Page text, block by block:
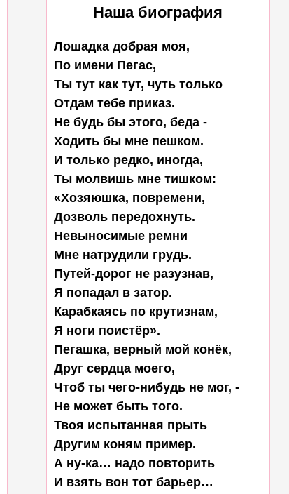
Наша биография
Лошадка добрая моя,
По имени Пегас,
Ты тут как тут, чуть только
Отдам тебе приказ.
Не будь бы этого, беда -
Ходить бы мне пешком.
И только редко, иногда,
Ты молвишь мне тишком:
«Хозяюшка, повремени,
Дозволь передохнуть.
Невыносимые ремни
Мне натрудили грудь.
Путей-дорог не разузнав,
Я попадал в затор.
Карабкаясь по крутизнам,
Я ноги поистёр».
Пегашка, верный мой конёк,
Друг сердца моего,
Чтоб ты чего-нибудь не мог, -
Не может быть того.
Твоя испытанная прыть
Другим коням пример.
А ну-ка… надо повторить
И взять вон тот барьер…